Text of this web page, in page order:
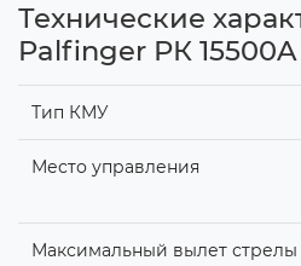
Технические
Palfinger РК 15500A
Тип КМУ
Место управления
Максимальный вылет стрелы